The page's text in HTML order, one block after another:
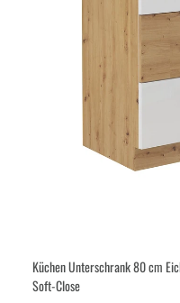
Küchen Unterschrank 80 cm
Soft-Close